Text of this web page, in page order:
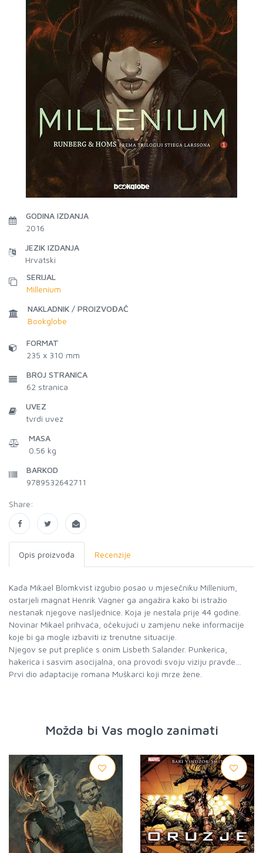
GODINA IZDANJA
2016
JEZIK IZDANJA
Hrvatski
SERIJAL
Millenium
NAKLADNIK / PROIZVOĐAČ
Bookglobe
FORMAT
235 x 310 mm
BROJ STRANICA
62 stranica
UVEZ
tvrdi uvez
MASA
0.56 kg
BARKOD
9789532642711
Share:
Opis proizvoda Recenzije
Kada Mikael Blomkvist izgubio posao u mjesečniku Millenium,
ostarjeli magnat Henrik Vagner ga angažira kako bi istražio
nestanak njegove nasljednice. Koja je nestala prije 44 godine.
Novinar Mikael prihvaća, očekujući u zamjenu neke informacije
koje bi ga mogle izbaviti iz trenutne situacije.
Njegov se put prepliće s onim Lisbeth Salander. Punkerica,
hakerica i sasvim asocijalna, ona provodi svoju viziju pravde…
Prvi dio adaptacije romana Muškarci koji mrze žene.
Možda bi Vas moglo zanimati